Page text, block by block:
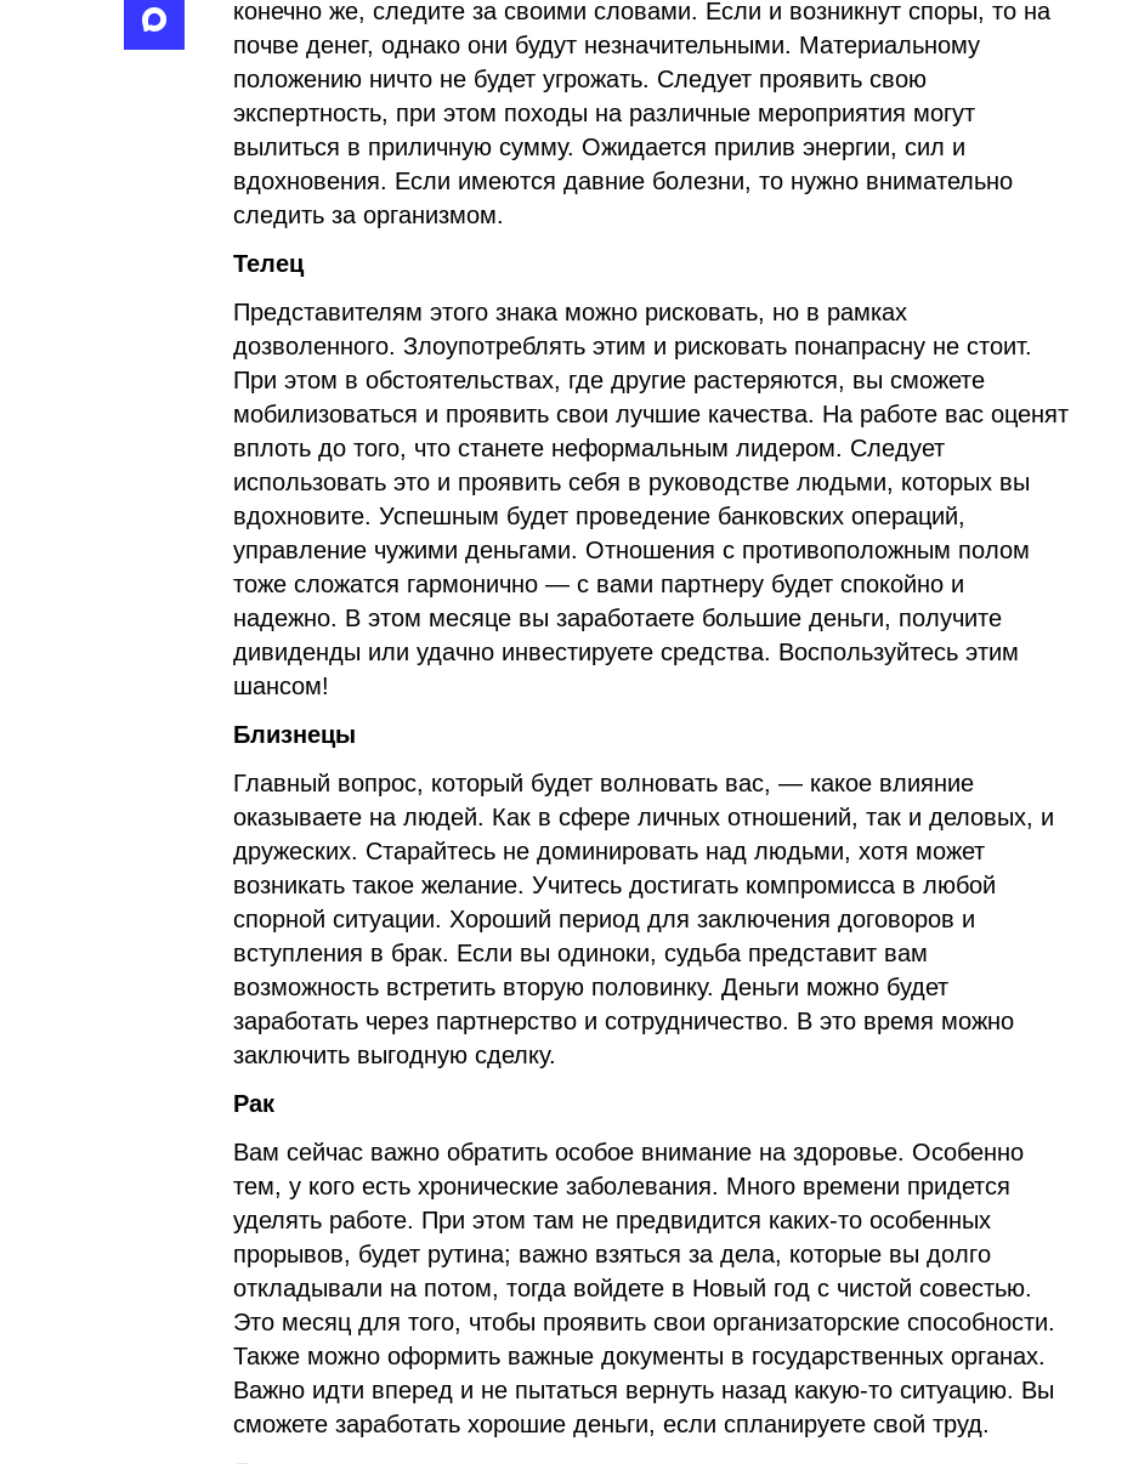
конечно же, следите за своими словами. Если и возникнут споры, то на
почве денег, однако они будут незначительными. Материальному
положению ничто не будет угрожать. Следует проявить свою
экспертность, при этом походы на различные мероприятия могут
вылиться в приличную сумму. Ожидается прилив энергии, сил и
вдохновения. Если имеются давние болезни, то нужно внимательно
следить за организмом.
Телец
Представителям этого знака можно рисковать, но в рамках
дозволенного. Злоупотреблять этим и рисковать понапрасну не стоит.
При этом в обстоятельствах, где другие растеряются, вы сможете
мобилизоваться и проявить свои лучшие качества. На работе вас оценят
вплоть до того, что станете неформальным лидером. Следует
использовать это и проявить себя в руководстве людьми, которых вы
вдохновите. Успешным будет проведение банковских операций,
управление чужими деньгами. Отношения с противоположным полом
тоже сложатся гармонично — с вами партнеру будет спокойно и
надежно. В этом месяце вы заработаете большие деньги, получите
дивиденды или удачно инвестируете средства. Воспользуйтесь этим
шансом!
Близнецы
Главный вопрос, который будет волновать вас, — какое влияние
оказываете на людей. Как в сфере личных отношений, так и деловых, и
дружеских. Старайтесь не доминировать над людьми, хотя может
возникать такое желание. Учитесь достигать компромисса в любой
спорной ситуации. Хороший период для заключения договоров и
вступления в брак. Если вы одиноки, судьба представит вам
возможность встретить вторую половинку. Деньги можно будет
заработать через партнерство и сотрудничество. В это время можно
заключить выгодную сделку.
Рак
Вам сейчас важно обратить особое внимание на здоровье. Особенно
тем, у кого есть хронические заболевания. Много времени придется
уделять работе. При этом там не предвидится каких-то особенных
прорывов, будет рутина; важно взяться за дела, которые вы долго
откладывали на потом, тогда войдете в Новый год с чистой совестью.
Это месяц для того, чтобы проявить свои организаторские способности.
Также можно оформить важные документы в государственных органах.
Важно идти вперед и не пытаться вернуть назад какую-то ситуацию. Вы
сможете заработать хорошие деньги, если спланируете свой труд.